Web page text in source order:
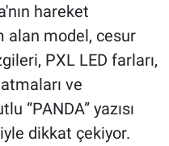
hareket
alan model, cesur
PXL LED farları,
ve
“PANDA” yazısı
dikkat çekiyor.